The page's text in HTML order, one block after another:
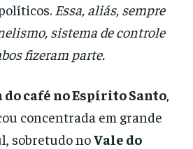
Essa, aliás, sempre
sistema de controle
fizeram parte.
café no Espírito Santo,
concentrada em grande
sobretudo noVale do